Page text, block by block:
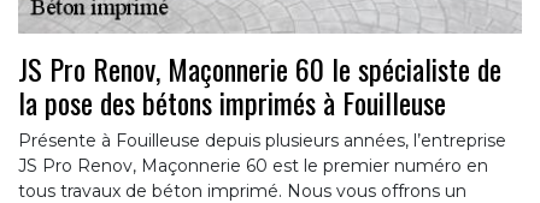
JS Pro Renov, Maçonnerie 60 le spécialiste de
la pose des bétons imprimés à Fouilleuse
Présente à Fouilleuse depuis plusieurs années, l’entreprise
JS Pro Renov, Maçonnerie 60 est le premier numéro en
tous travaux de béton imprimé. Nous vous offrons un